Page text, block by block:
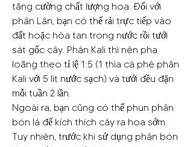
tăng cường chất lượng hoa. Đối với
phân Lân, bạn có thể rải trực tiếp vào
đất hoặc hòa tan trong nước rồi tưới
sát gốc cây. Phân Kali thì nên pha
loãng theo tỉ lệ 1:5 (1 thìa cà phê phân
Kali với 5 lít nước sạch) và tưới đều đặn
mỗi tuần 2 lần.
Ngoài ra, bạn cũng có thể phun phân
bón lá để kích thích cây ra hoa sớm.
Tuy nhiên, trước khi sử dụng phân bón